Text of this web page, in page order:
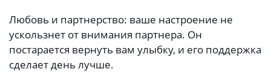
Любовь и партнерство: ваше настроение не
ускользнет от внимания партнера. Он
постарается вернуть вам улыбку, и его поддержка
сделает день лучше.